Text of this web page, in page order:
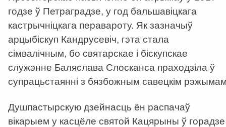
годзе ў Петраградзе, у год бальшавіцкага
кастрычніцкага перавароту. Як зазначыў
арцыбіскуп Кандрусевіч, гэта стала
сімвалічным, бо святарскае і біскупскае
служэнне Баляслава Слосканса праходзіла ў
супрацьстаянні з бязбожным савецкім
Душпастырскую дзейнасць ён распачаў
вікарыем у касцёле святой Кацярыны ў горадзе